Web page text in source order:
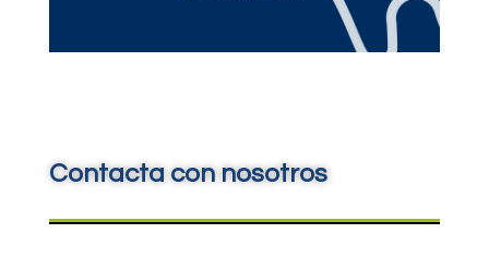
Contacta con nosotros